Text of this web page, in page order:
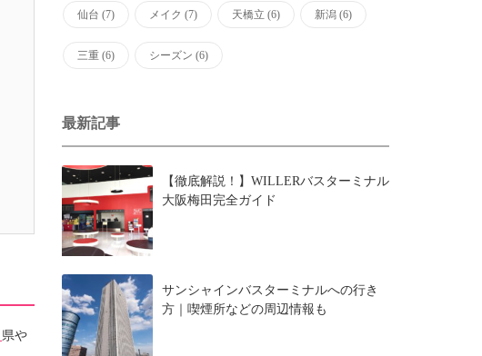
県や
仙台 (7) メイク (7) 天橋立 (6) 新潟 (6)
三重 (6) シーズン (6)
最新記事
【徹底解説！】WILLERバスターミナル
大阪梅田完全ガイド
サンシャインバスターミナルへの行き
方｜喫煙所などの周辺情報も